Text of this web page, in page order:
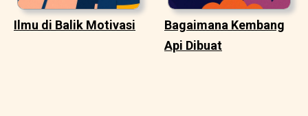
Ilmu di Balik Motivasi
Bagaimana Kembang
Api Dibuat